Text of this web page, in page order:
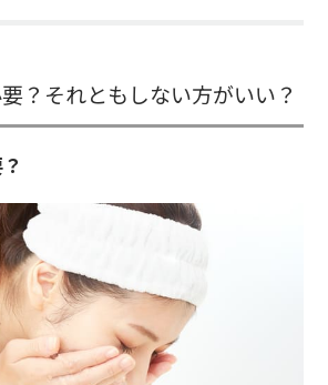
？それともしない方がいい？